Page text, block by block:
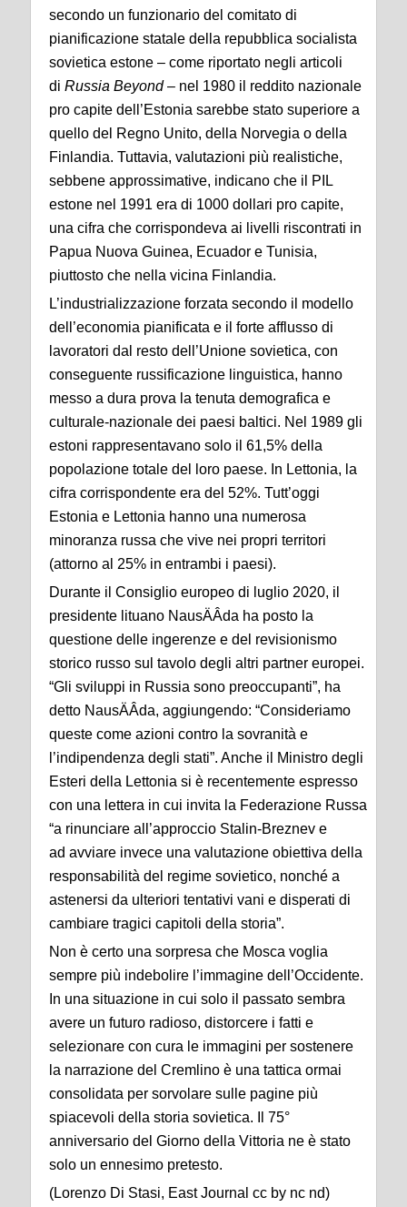
secondo un funzionario del comitato di
pianificazione statale della repubblica socialista
sovietica estone – come riportato negli articoli
di Russia Beyond– nel 1980 il reddito nazionale
pro capite dell’Estonia sarebbe stato superiore a
quello del Regno Unito, della Norvegia o della
Finlandia. Tuttavia, valutazioni più realistiche,
sebbene approssimative, indicano che il PIL
estone nel 1991 era di 1000 dollari pro capite,
una cifra che corrispondeva ai livelli riscontrati in
Papua Nuova Guinea, Ecuador e Tunisia,
piuttosto che nella vicina Finlandia.
L’industrializzazione forzata secondo il modello
dell’economia pianificata e il forte afflusso di
lavoratori dal resto dell’Unione sovietica, con
conseguente russificazione linguistica, hanno
messo a dura prova la tenuta demografica e
culturale-nazionale dei paesi baltici. Nel 1989 gli
estoni rappresentavano solo il 61,5% della
popolazione totale del loro paese. In Lettonia, la
cifra corrispondente era del 52%. Tutt’oggi
Estonia e Lettonia hanno una numerosa
minoranza russa che vive nei propri territori
(attorno al 25% in entrambi i paesi).
Durante il Consiglio europeo di luglio 2020, il
presidente lituano NausÄÂda ha posto la
questione delle ingerenze e del revisionismo
storico russo sul tavolo degli altri partner europei.
“Gli sviluppi in Russia sono preoccupanti”, ha
detto NausÄÂda, aggiungendo: “Consideriamo
queste come azioni contro la sovranità e
l’indipendenza degli stati”. Anche il Ministro degli
Esteri della Lettonia si è recentemente espresso
con una lettera in cui invita la Federazione Russa
“a rinunciare all’approccio Stalin-Breznev e
ad avviare invece una valutazione obiettiva della
responsabilità del regime sovietico, nonché a
astenersi da ulteriori tentativi vani e disperati di
cambiare tragici capitoli della storia”.
Non è certo una sorpresa che Mosca voglia
sempre più indebolire l’immagine dell’Occidente.
In una situazione in cui solo il passato sembra
avere un futuro radioso, distorcere i fatti e
selezionare con cura le immagini per sostenere
la narrazione del Cremlino è una tattica ormai
consolidata per sorvolare sulle pagine più
spiacevoli della storia sovietica. Il 75°
anniversario del Giorno della Vittoria ne è stato
solo un ennesimo pretesto.
(Lorenzo Di Stasi, East Journal cc by nc nd)